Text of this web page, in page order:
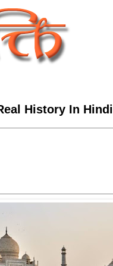
History In Hindi